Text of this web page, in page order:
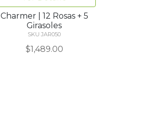
Charmer | 12 Rosas + 5
Girasoles
SKU JAR050
$1,489.00